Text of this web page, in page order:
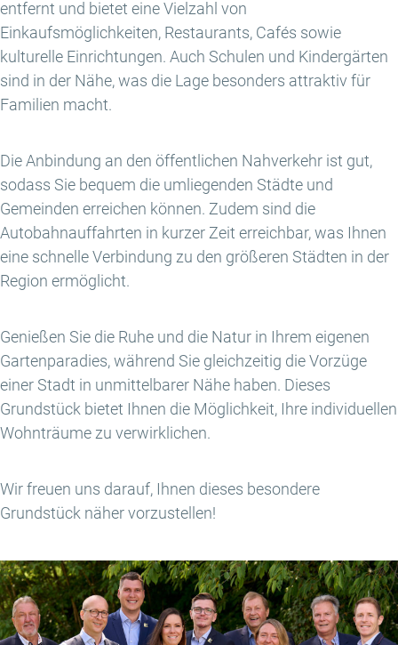
entfernt und bietet eine Vielzahl von
Einkaufsmöglichkeiten, Restaurants, Cafés sowie
kulturelle Einrichtungen. Auch Schulen und Kindergärten
sind in der Nähe, was die Lage besonders attraktiv für
Familien macht.
Die Anbindung an den öffentlichen Nahverkehr ist gut,
sodass Sie bequem die umliegenden Städte und
Gemeinden erreichen können. Zudem sind die
Autobahnauffahrten in kurzer Zeit erreichbar, was Ihnen
eine schnelle Verbindung zu den größeren Städten in der
Region ermöglicht.
Genießen Sie die Ruhe und die Natur in Ihrem eigenen
Gartenparadies, während Sie gleichzeitig die Vorzüge
einer Stadt in unmittelbarer Nähe haben. Dieses
Grundstück bietet Ihnen die Möglichkeit, Ihre individuellen
Wohnträume zu verwirklichen.
Wir freuen uns darauf, Ihnen dieses besondere
Grundstück näher vorzustellen!